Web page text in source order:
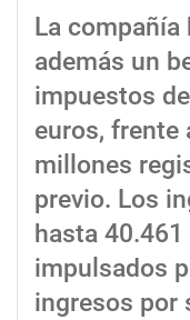
La
además un
impuestos
euros, frente
millones
previo. Los
hasta
impulsados
ingresos por